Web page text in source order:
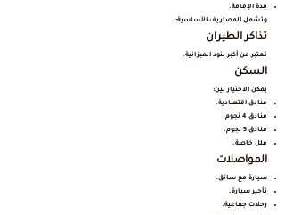
مدة الإقامة.
وتشمل المصاريف الأساسية:
تذاكر الطيران
تعتبر من أكبر بنود الميزانية.
السكن
يمكن الاختيار بين:
فنادق اقتصادية.
فنادق 4 نجوم.
فنادق 5 نجوم.
فلل خاصة.
المواصلات
سيارة مع سائق.
تأجير سيارة.
رحلات جماعية.